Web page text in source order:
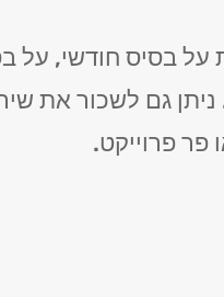
בסיס חודשי, על
גם לשכור את
פר פרוייקט.